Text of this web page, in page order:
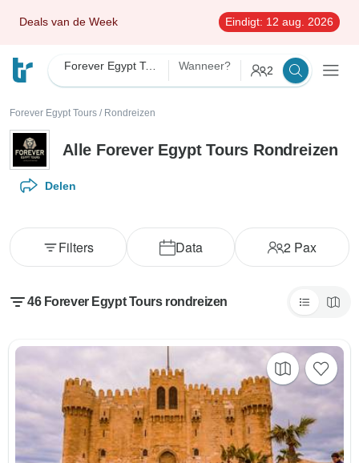
Deals van de Week Eindigt: 12 aug. 2026
Forever Egypt Tours Wanneer? 2
Forever Egypt Tours / Rondreizen
Alle Forever Egypt Tours Rondreizen
Delen
Data 2 Pax
Filters
46 Forever Egypt Tours rondreizen